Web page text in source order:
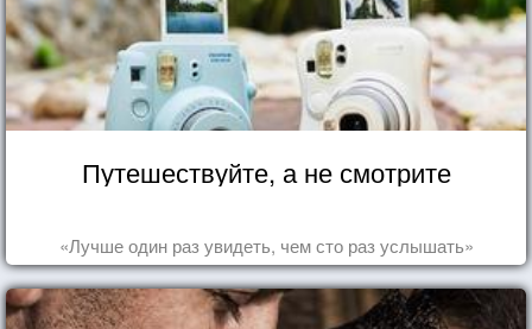
Путешествуйте, а не смотрите
«Лучше один раз увидеть, чем сто раз услышать»